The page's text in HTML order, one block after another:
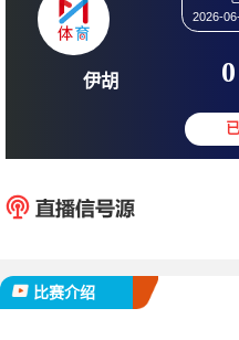
比赛介绍